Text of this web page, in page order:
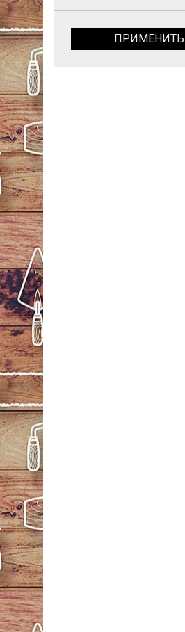
ПРИМЕНИТЬ